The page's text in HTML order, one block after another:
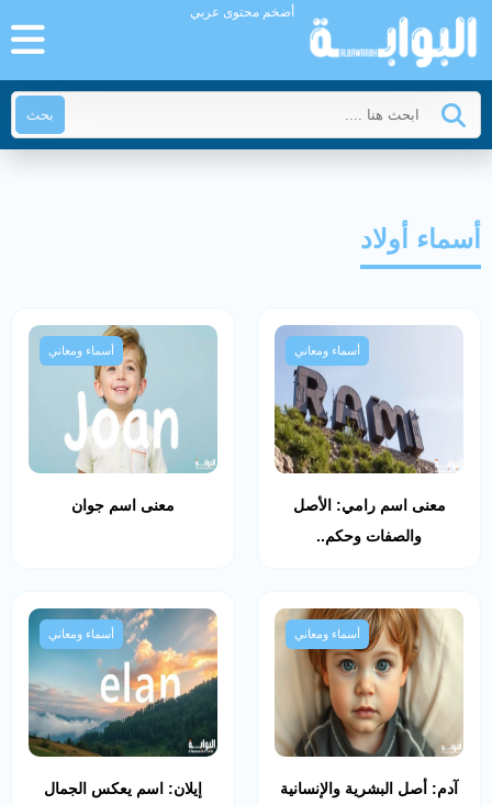
أضخم محتوى عربي
بحث
أسماء أولاد
أسماء ومعاني
معنى اسم رامي: الأصل
والصفات وحكم..
أسماء ومعاني
معنى اسم جوان
أسماء ومعاني
آدم: أصل البشرية والإنسانية
أسماء ومعاني
إيلان: اسم يعكس الجمال